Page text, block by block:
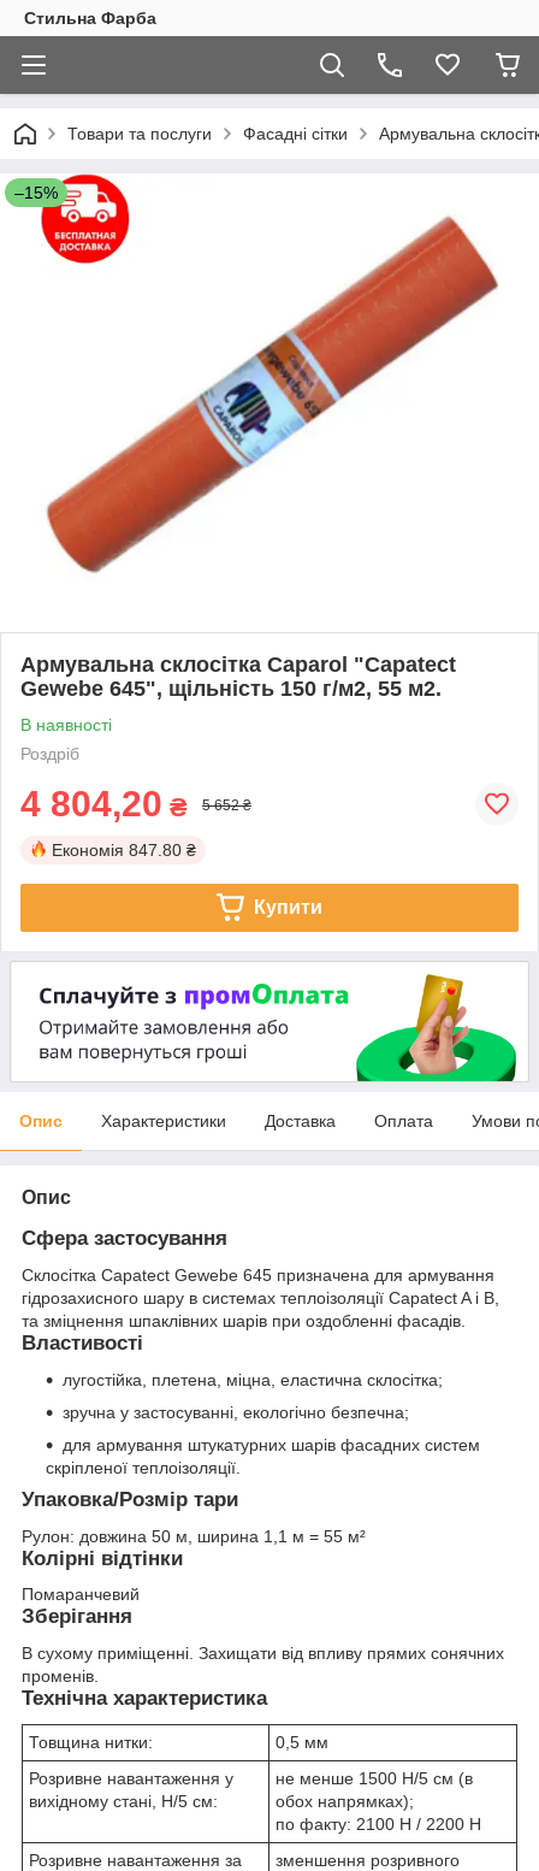
Стильна Фарба
Товари та послуги Фасадні сітки Армувальна
–15%
Армувальна склосітка Caparol "Capatect
Gewebe 645", щільність 150 г/м2, 55 м2.
В наявності
Роздріб
4 804,20 ₴ 5 652 ₴
Економія 847.80 ₴
Купити
Опис Характеристики Доставка Оплата Умови
Опис
Сфера застосування
Склосітка Capatect Gewebe 645 призначена для армування
гідрозахисного шару в системах теплоізоляції Capatect A і B,
та зміцнення шпаклівних шарів при оздобленні фасадів.
Властивості
лугостійка, плетена, міцна, еластична склосітка;
зручна у застосуванні, екологічно безпечна;
для армування штукатурних шарів фасадних систем
скріпленої теплоізоляції.
Упаковка/Розмір тари
Рулон: довжина 50 м, ширина 1,1 м = 55 м²
Колірні відтінки
Помаранчевий
Зберігання
В сухому приміщенні. Захищати від впливу прямих сонячних
променів.
Технічна характеристика
Товщина нитки:
0,5 мм
Розривне навантаження у
вихідному стані, Н/5 см:
не менше 1500 Н/5 см (в
обох напрямках);
по факту: 2100 Н / 2200 Н
Розривне навантаження за
зменшення розривного